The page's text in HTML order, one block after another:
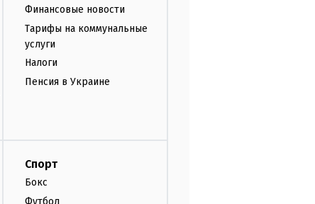
Финансовые новости
Тарифы на коммунальные
услуги
Налоги
Пенсия в Украине
Спорт
Бокс
Футбол